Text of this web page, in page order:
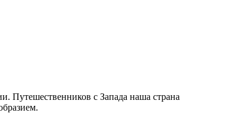
Путешественников с Запада наша страна